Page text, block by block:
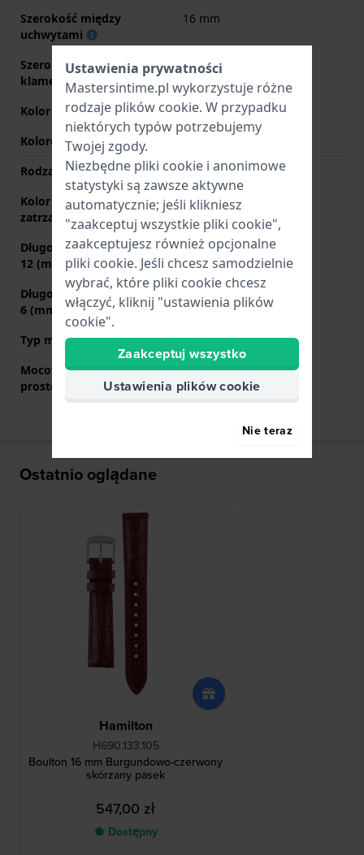
Szerokość między
uchwytami
16 mm
Szerokość paska przy
klamerce
14 mm
Kolor paska
Czerwony
Kolorowe szwy
Rodzaj zapięcia
Sprzączka
Kolor zapięcia
zatrzaskowego
Srebrny
Długość paska na godzinie
12 (mm)
70 mm
Długość paska na godzinie
6 (mm)
Typ mocowania
Bolec quick release
Mocowanie za pomocą
prostego bolca
Tak
Ostatnio oglądane
Hamilton
H690.133.105
Boulton 16 mm Burgundowo-czerwony
skórzany pasek
547,00 zł
● Dostępny
Ustawienia prywatności
Mastersintime.pl wykorzystuje różne
rodzaje plików cookie. W przypadku
niektórych typów potrzebujemy
Twojej zgody.
Niezbędne pliki cookie i anonimowe
statystyki są zawsze aktywne
automatycznie; jeśli klikniesz
"zaakceptuj wszystkie pliki cookie",
zaakceptujesz również opcjonalne
pliki cookie. Jeśli chcesz samodzielnie
wybrać, które pliki cookie chcesz
włączyć, kliknij "ustawienia plików
cookie".
Zaakceptuj wszystko
Ustawienia plików cookie
Nie teraz